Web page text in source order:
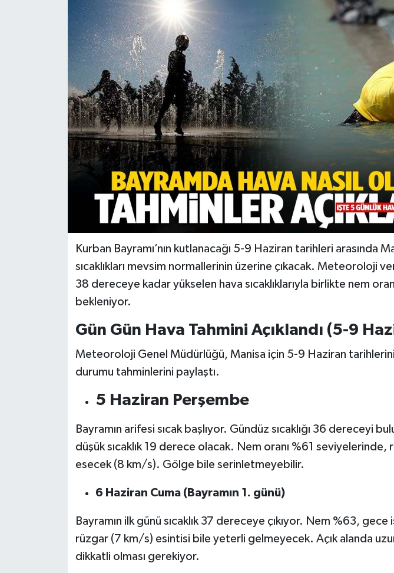
Kurban Bayramı’nın kutlanacağı 5-9 Haziran tarihleri arasında
sıcaklıkları mevsim normallerinin üzerine çıkacak. Meteoroloji
38 dereceye kadar yükselen hava sıcaklıklarıyla birlikte nem
bekleniyor.
Gün Gün Hava Tahmini Açıklandı (5-9
Meteoroloji Genel Müdürlüğü, Manisa için 5-9 Haziran
durumu tahminlerini paylaştı.
5 Haziran Perşembe
Bayramın arifesi sıcak başlıyor. Gündüz sıcaklığı 36 dereceyi
düşük sıcaklık 19 derece olacak. Nem oranı %61 seviyelerinde,
esecek (8 km/s). Gölge bile serinletmeyebilir.
6 Haziran Cuma (Bayramın 1. günü)
Bayramın ilk günü sıcaklık 37 dereceye çıkıyor. Nem %63,
rüzgar (7 km/s) esintisi bile yeterli gelmeyecek. Açık alanda
dikkatli olması gerekiyor.